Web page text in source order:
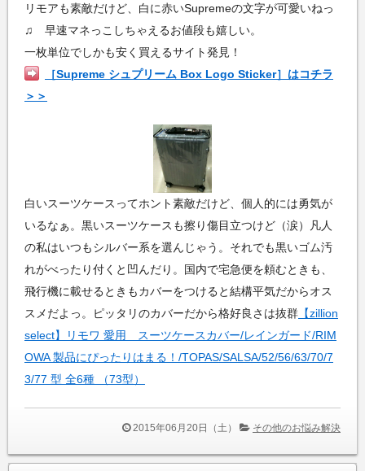
リモアも素敵だけど、白に赤いSupremeの文字が可愛いねっ
♫ 早速マネっこしちゃえるお値段も嬉しい。
一枚単位でしかも安く買えるサイト発見！
［Supreme シュプリーム Box Logo Sticker］はコチラ
＞＞
白いスーツケースってホント素敵だけど、個人的には勇気が
いるなぁ。黒いスーツケースも擦り傷目立つけど（涙）凡人
の私はいつもシルバー系を選んじゃう。それでも黒いゴム汚
れがべったり付くと凹んだり。国内で宅急便を頼むときも、
飛行機に載せるときもカバーをつけると結構平気だからオス
スメだよっ。ピッタリのカバーだから格好良さは抜群 【zillion
select】リモワ 愛用 スーツケースカバー/レインガード/RIM
OWA 製品にぴったりはまる！/TOPAS/SALSA/52/56/63/70/7
3/77 型 全6種 （73型）
2015年06月20日（土） その他のお悩み解決